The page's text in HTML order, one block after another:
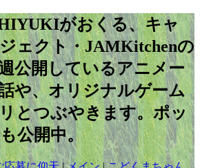
がおくる、キャ
ェクト・JAMKitchenの
公開しているアニメー
や、オリジナルゲーム
とつぶやきます。ポッ
公開中。